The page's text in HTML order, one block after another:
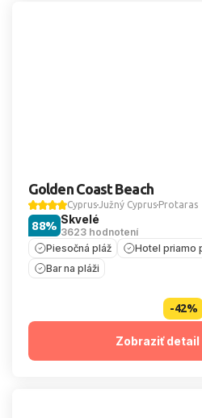
Golden Coast Beach
CyprusJužný Cyprus Protaras
Skvelé
3623 hodnotení
88%
Piesočná pláž Hotel priamo
Bar na pláži
-42%
Zobraziť detail